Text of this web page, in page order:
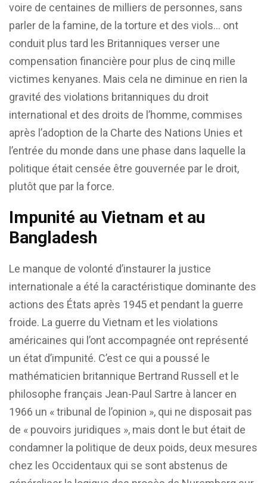
voire de centaines de milliers de personnes, sans
parler de la famine, de la torture et des viols… ont
conduit plus tard les Britanniques verser une
compensation financière pour plus de cinq mille
victimes kenyanes. Mais cela ne diminue en rien la
gravité des violations britanniques du droit
international et des droits de l’homme, commises
après l’adoption de la Charte des Nations Unies et
l’entrée du monde dans une phase dans laquelle la
politique était censée être gouvernée par le droit,
plutôt que par la force.
Impunité au Vietnam et au
Bangladesh
Le manque de volonté d’instaurer la justice
internationale a été la caractéristique dominante des
actions des États après 1945 et pendant la guerre
froide. La guerre du Vietnam et les violations
américaines qui l’ont accompagnée ont représenté
un état d’impunité. C’est ce qui a poussé le
mathématicien britannique Bertrand Russell et le
philosophe français Jean-Paul Sartre à lancer en
1966 un « tribunal de l’opinion », qui ne disposait pas
de « pouvoirs juridiques », mais dont le but était de
condamner la politique de deux poids, deux mesures
chez les Occidentaux qui se sont abstenus de